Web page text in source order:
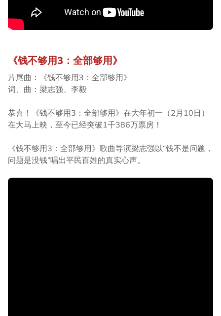
《钱不够用3：全部够用》
片尾曲：《钱不够用3：全部够用》
词、曲：梁志强、李毅
恭喜！《钱不够用3：全部够用》在大年初一（2月10日）
在大马上映，至今已经突破1千386万票房！
《钱不够用3：全部够用》歌曲导演梁志强以“钱不是问题，
问题是没钱”唱出平民百姓的真实心声。